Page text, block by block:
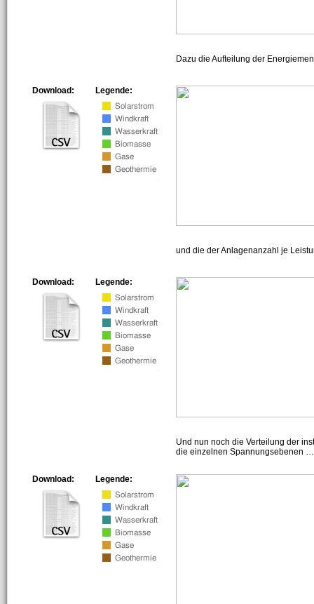
Dazu die Aufteilung der
Legende:
Download:
und die der Anlagenanzahl je
Legende:
Download:
Und nun noch die Verteilung der
die einzelnen Spannungsebenen
Legende:
Download: